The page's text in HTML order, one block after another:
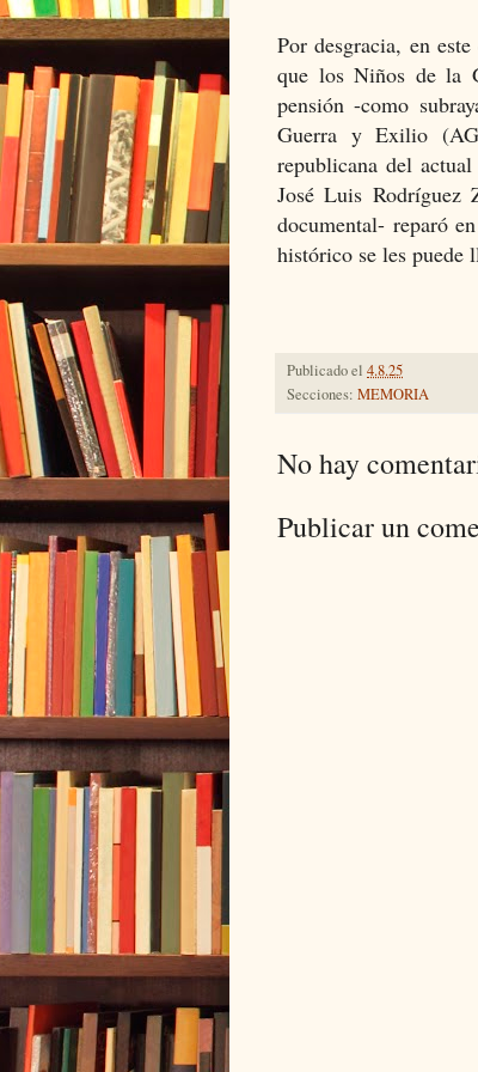
Por desgracia, en
que los Niños de la
pensión -como
Guerra y Exilio
republicana del
José Luis Rodríguez
documental- reparó
histórico se les puede
Publicado el 4.8.25
Secciones: MEMORIA
No hay
Publicar un